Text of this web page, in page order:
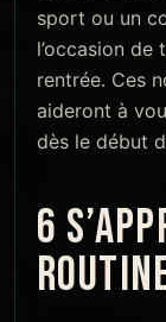
sport ou un
l’occasion de
rentrée. Ces
aideront à
dès le début
6